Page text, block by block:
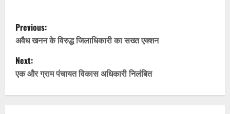
P
o
s
Previous:
अवैध खनन के विरुद्ध जिलाधिकारी का सख्त एक्शन
Next:
एक और ग्राम पंचायत विकास अधिकारी निलंबित